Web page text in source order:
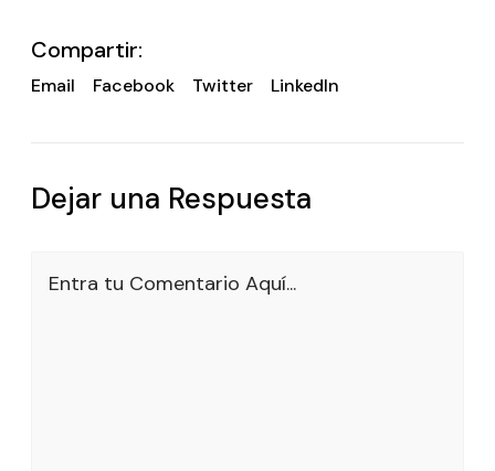
Compartir:
Email Facebook Twitter LinkedIn
Dejar una Respuesta
Entra tu Comentario Aquí...